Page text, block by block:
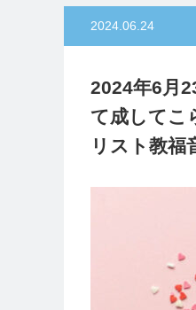
2024.06.24
2024年6月
て成してこ
リスト教福